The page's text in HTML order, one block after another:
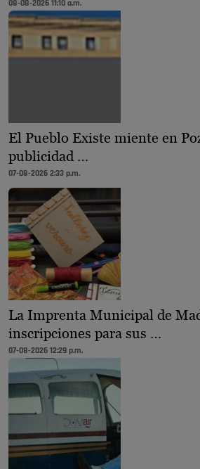
08-08-2026 11:10 a.m.
El Pueblo Existe miente en
publicidad …
07-08-2026 2:33 p.m.
La Imprenta Municipal de
inscripciones para sus …
07-08-2026 12:29 p.m.